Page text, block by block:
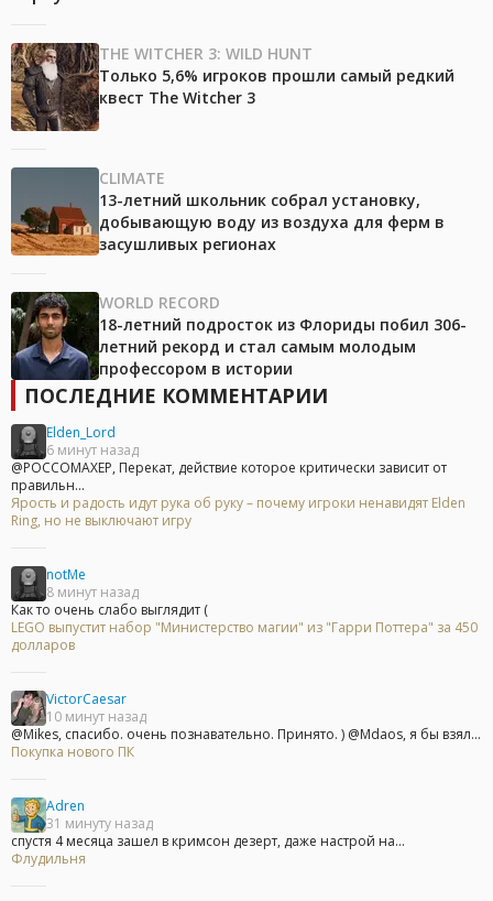
THE WITCHER 3: WILD HUNT
Только 5,6% игроков прошли самый редкий
квест The Witcher 3
CLIMATE
13-летний школьник собрал установку,
добывающую воду из воздуха для ферм в
засушливых регионах
WORLD RECORD
18-летний подросток из Флориды побил 306-
летний рекорд и стал самым молодым
профессором в истории
ПОСЛЕДНИЕ КОММЕНТАРИИ
Elden_Lord
6 минут назад
@POCCOMAXEP, Перекат, действие которое критически зависит от
правильн...
Ярость и радость идут рука об руку – почему игроки ненавидят Elden
Ring, но не выключают игру
notMe
8 минут назад
Как то очень слабо выглядит (
LEGO выпустит набор "Министерство магии" из "Гарри Поттера" за 450
долларов
VictorCaesar
10 минут назад
@Mikes, спасибо. очень познавательно. Принято. ) @Mdaos, я бы взял...
Покупка нового ПК
Adren
31 минуту назад
спустя 4 месяца зашел в кримсон дезерт, даже настрой на...
Флудильня